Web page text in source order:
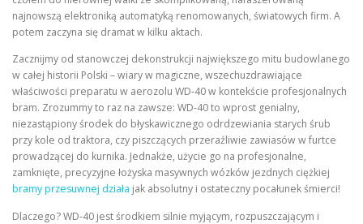
najnowszą elektroniką automatyką renomowanych, światowych firm. A
potem zaczyna się dramat w kilku aktach.
Zacznijmy od stanowczej dekonstrukcji największego mitu budowlanego
w całej historii Polski – wiary w magiczne, wszechuzdrawiające
właściwości preparatu w aerozolu WD-40 w kontekście profesjonalnych
bram. Zrozummy to raz na zawsze: WD-40 to wprost genialny,
niezastąpiony środek do błyskawicznego odrdzewiania starych śrub
przy kole od traktora, czy piszczących przeraźliwie zawiasów w furtce
prowadzącej do kurnika. Jednakże, użycie go na profesjonalne,
zamknięte, precyzyjne łożyska masywnych wózków jezdnych ciężkiej
bramy przesuwnej działa jak absolutny i ostateczny pocałunek śmierci!
Dlaczego? WD-40 jest środkiem silnie myjącym, rozpuszczającym i